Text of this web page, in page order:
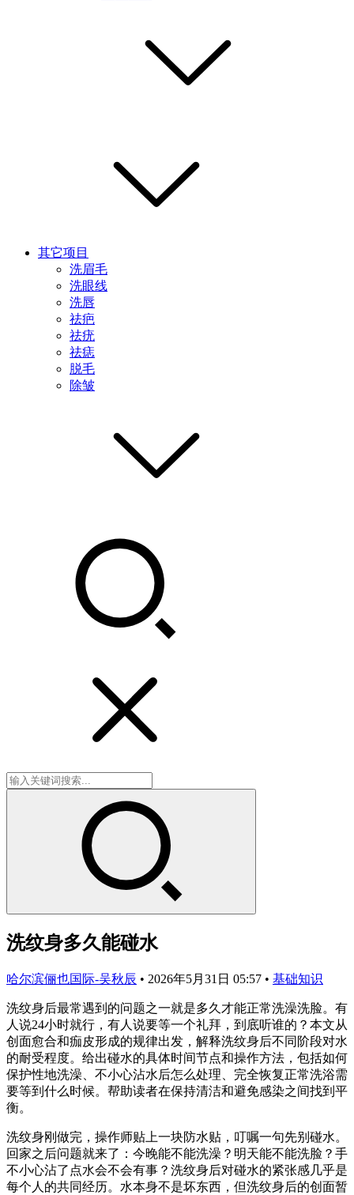
其它项目
洗眉毛
洗眼线
洗唇
祛疤
祛疣
祛痣
脱毛
除皱
洗纹身多久能碰水
哈尔滨俪也国际-吴秋辰 • 2026年5月31日 05:57 • 基础知识
洗纹身后最常遇到的问题之一就是多久才能正常洗澡洗脸。有
人说24小时就行，有人说要等一个礼拜，到底听谁的？本文从
创面愈合和痂皮形成的规律出发，解释洗纹身后不同阶段对水
的耐受程度。给出碰水的具体时间节点和操作方法，包括如何
保护性地洗澡、不小心沾水后怎么处理、完全恢复正常洗浴需
要等到什么时候。帮助读者在保持清洁和避免感染之间找到平
衡。
洗纹身刚做完，操作师贴上一块防水贴，叮嘱一句先别碰水。
回家之后问题就来了：今晚能不能洗澡？明天能不能洗脸？手
不小心沾了点水会不会有事？洗纹身后对碰水的紧张感几乎是
每个人的共同经历。水本身不是坏东西，但洗纹身后的创面暂